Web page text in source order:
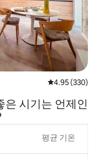
평점 4.95점(5
4.95 (330)
은 시기는 언제인
평균 기온